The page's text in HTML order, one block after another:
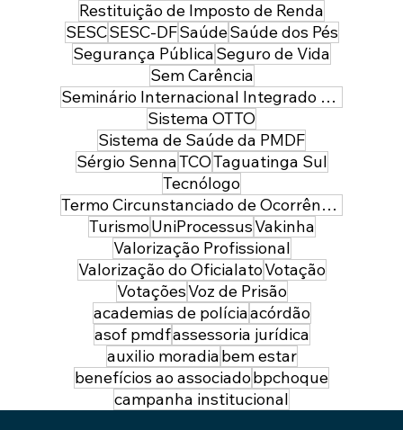
Restituição de Imposto de Renda
SESCSESC-DFSaúdeSaúde dos Pés
Segurança PúblicaSeguro de Vida
Sem Carência
Seminário Internacional Integrado de Segurança Pública e Defesa
Sistema OTTO
Sistema de Saúde da PMDF
Sérgio SennaTCOTaguatinga Sul
Tecnólogo
Termo Circunstanciado de Ocorrência
TurismoUniProcessusVakinha
Valorização Profissional
Valorização do OficialatoVotação
VotaçõesVoz de Prisão
academias de políciaacórdão
asof pmdfassessoria jurídica
auxilio moradiabem estar
benefícios ao associadobpchoque
campanha institucional